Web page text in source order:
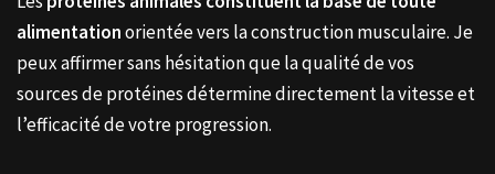
alimentationorientée vers la construction musculaire. Je
peux affirmer sans hésitation que la qualité de vos
sources de protéines détermine directement la vitesse et
l’efficacité de votre progression.